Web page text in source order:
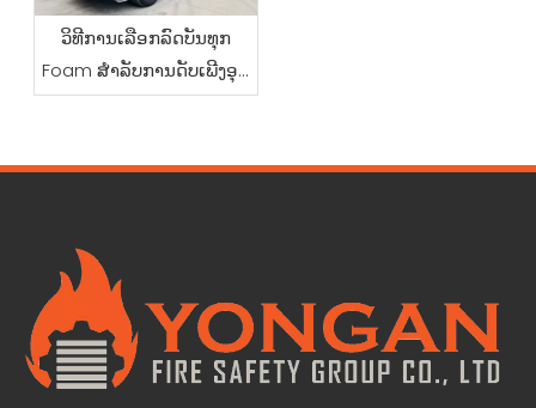
ວິທີການເລືອກລົດບັນທຸກ
Foam ສໍາລັບການດັບເພີງອຸດ
ສາຫະກໍາ